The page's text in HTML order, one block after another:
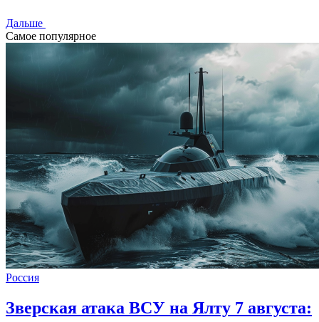
Дальше
Самое популярное
Россия
Зверская атака ВСУ на Ялту 7 августа: